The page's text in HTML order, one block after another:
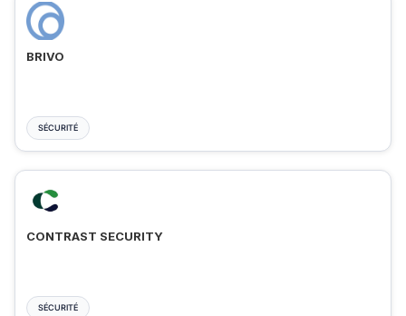
BRIVO
SÉCURITÉ
CONTRAST SECURITY
SÉCURITÉ